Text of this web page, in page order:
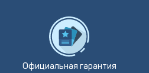
Официальная гарантия